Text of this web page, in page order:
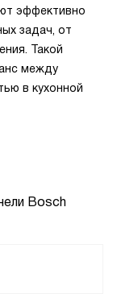
Bosch
эффективно
задач, от
Такой
между
в кухонной